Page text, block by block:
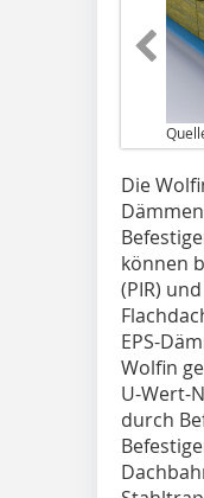
Die
können
(PIR)
EPS-
Wolfin
U-Wert-
durch